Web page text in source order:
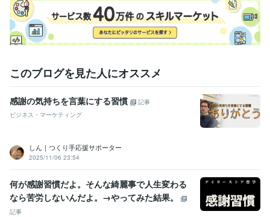
このブログを見た人にオススメ
感謝の気持ちを言葉にする習慣
記事
ビジネス・マーケティング
しん｜つくり手応援サポーター
2025/11/06 23:54
何が感謝習慣だよ。そんな綺麗事で人生変わる
なら苦労しないんだよ。→やってみた結果。
記事